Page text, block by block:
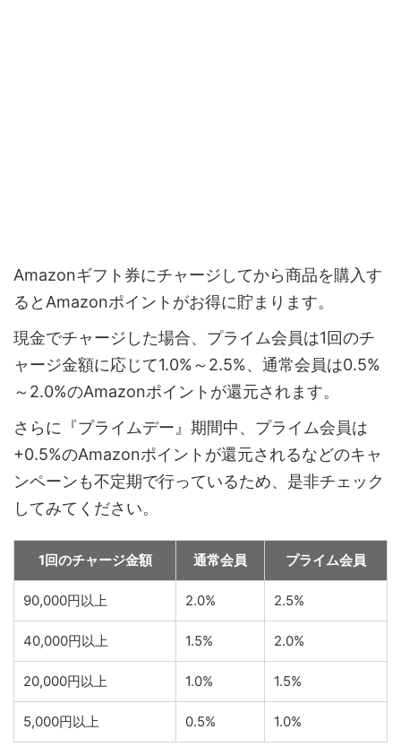
Amazonギフト券にチャージしてから商品を購入す
るとAmazonポイントがお得に貯まります。
現金でチャージした場合、プライム会員は1回のチ
ャージ金額に応じて1.0%～2.5%、通常会員は0.5%
～2.0%のAmazonポイントが還元されます。
さらに『プライムデー』期間中、プライム会員は
+0.5%のAmazonポイントが還元されるなどのキャ
ンペーンも不定期で行っているため、是非チェック
してみてください。
1回のチャージ金額 通常会員 プライム会員
90,000円以上 2.0% 2.5%
40,000円以上 1.5% 2.0%
20,000円以上 1.0% 1.5%
5,000円以上 0.5% 1.0%